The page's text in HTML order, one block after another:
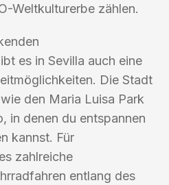
Weltkulturerbe zählen.
es in Sevilla auch eine
Die Stadt
den Maria Luisa Park
in denen du entspannen
kannst. Für
zahlreiche
entlang des